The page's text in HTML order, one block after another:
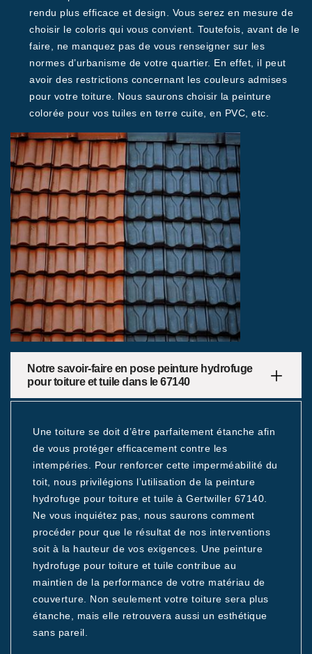
rendu plus efficace et design. Vous serez en mesure de
choisir le coloris qui vous convient. Toutefois, avant de le
faire, ne manquez pas de vous renseigner sur les
normes d’urbanisme de votre quartier. En effet, il peut
avoir des restrictions concernant les couleurs admises
pour votre toiture. Nous saurons choisir la peinture
colorée pour vos tuiles en terre cuite, en PVC, etc.
Notre savoir-faire en pose peinture hydrofuge
pour toiture et tuile dans le 67140
Une toiture se doit d’être parfaitement étanche afin
de vous protéger efficacement contre les
intempéries. Pour renforcer cette imperméabilité du
toit, nous privilégions l’utilisation de la peinture
hydrofuge pour toiture et tuile à Gertwiller 67140.
Ne vous inquiétez pas, nous saurons comment
procéder pour que le résultat de nos interventions
soit à la hauteur de vos exigences. Une peinture
hydrofuge pour toiture et tuile contribue au
maintien de la performance de votre matériau de
couverture. Non seulement votre toiture sera plus
étanche, mais elle retrouvera aussi un esthétique
sans pareil.